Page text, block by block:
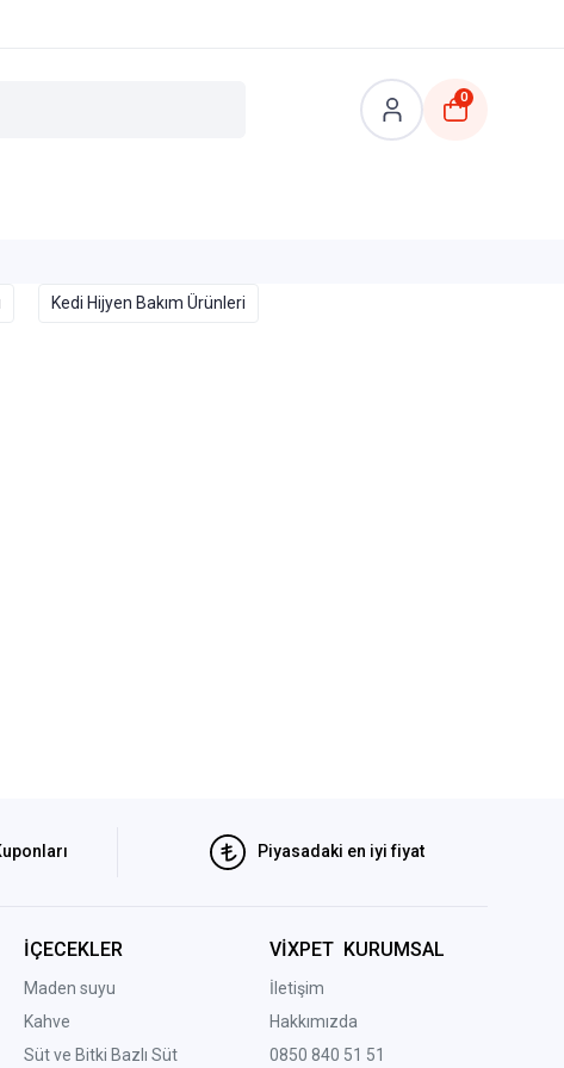
0
Kedi Hijyen Bakım Ürünleri
Piyasadaki en iyi fiyat
İÇECEKLER
Maden suyu
Kahve
Süt ve Bitki Bazlı Süt
VİXPET KURUMSAL
İletişim
Hakkımızda
0850 840 51 51